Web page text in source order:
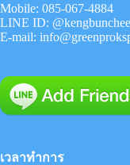
Mobile: 085-067-4884
LINE ID: @kengbunchee
E-mail:
เวลาทำการ